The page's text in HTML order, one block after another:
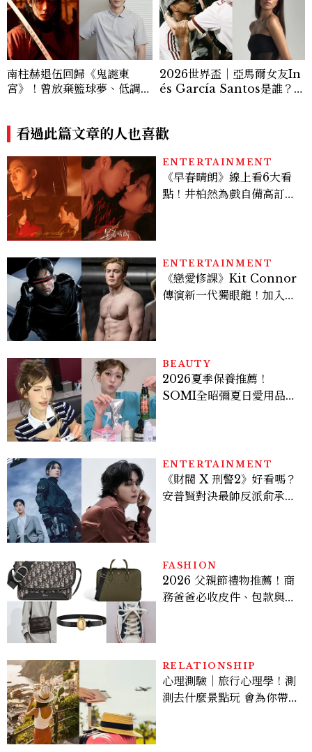
南柱赫退伍回歸《鬼謎東
宮》！曾放棄籃球夢、低調捐
2026世界盃｜亞馬爾女友In
és García Santos是誰？2
ber中場秀！
看過此篇文章的人也喜歡
ENTERTAINMENT
《早春晴朗》線上看6大看
點！井柏然為戲自備高訂，
ENTERTAINMENT
《戀愛修課》Kit Connor
傳演新一代獨眼龍！加入新
BEAUTY
2026夏季保養推薦！
SOMI全昭彌夏日愛用品公
ENTERTAINMENT
《財閥 X 刑警2》好看嗎？
安普賢對決最帥反派俞承
多大？
FASHION
2026 父親節禮物推薦！商
務爸爸必收皮件、包款與鞋
RELATIONSHIP
心理測驗｜旅行心理學！測
測去什麼景點玩 會為你帶來